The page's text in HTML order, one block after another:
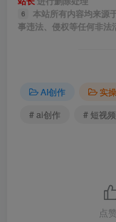
6
本站所有内容均来源
事违法、侵权等任何非法
AI创作 实
# ai创作
# 短视频
点赞